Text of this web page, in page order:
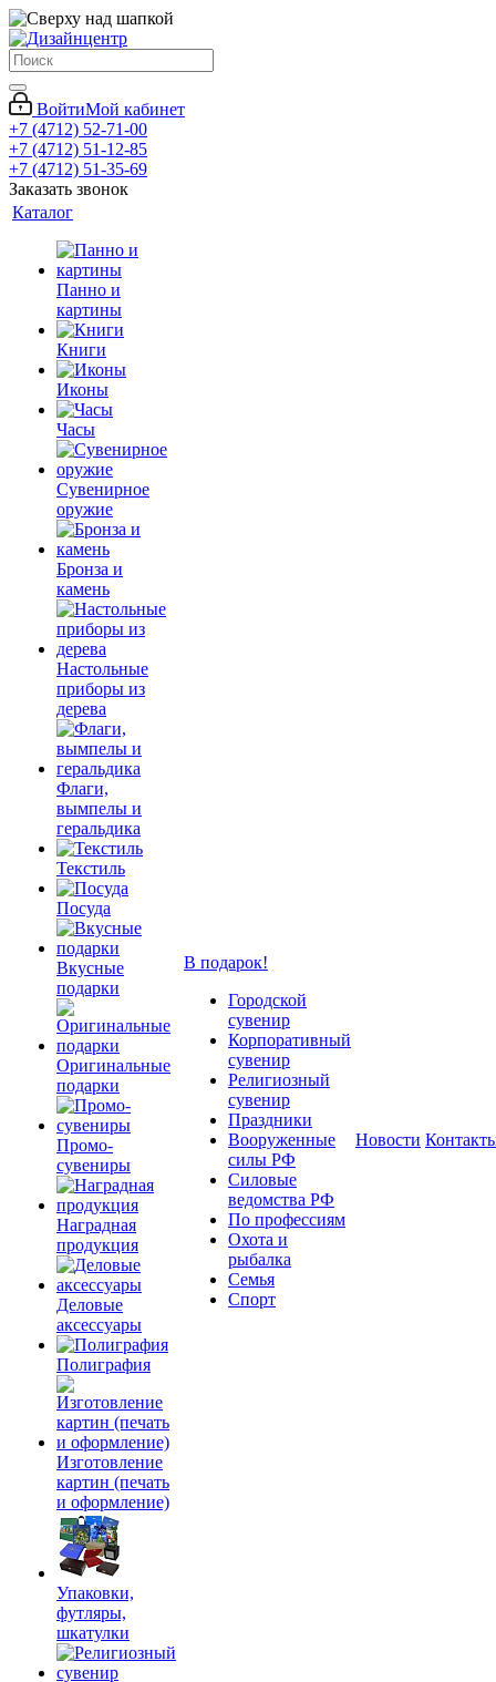
ВойтиМой кабинет
+7 (4712) 52-71-00
+7 (4712) 51-12-85
+7 (4712) 51-35-69
Заказать звонок
Каталог
Панно и
картины
Книги
Иконы
Часы
Сувенирное
оружие
Бронза и
камень
Настольные
приборы из
дерева
Флаги,
вымпелы и
геральдика
Текстиль
Посуда
Вкусные
подарки
Оригинальные
подарки
Промо-
сувениры
Наградная
продукция
Деловые
аксессуары
Полиграфия
Изготовление
картин (печать
и оформление)
Упаковки,
футляры,
шкатулки
В подарок!
Городской
сувенир
Корпоративный
сувенир
Религиозный
сувенир
Праздники
Вооруженные
силы РФ
Силовые
ведомства РФ
По профессиям
Охота и
рыбалка
Семья
Спорт
Новости